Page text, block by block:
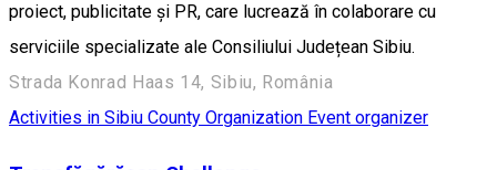
proiect, publicitate și PR, care lucrează în colaborare cu
serviciile specializate ale Consiliului Județean Sibiu.
Strada Konrad Haas 14, Sibiu, România
Activities in Sibiu County Organization Event organizer